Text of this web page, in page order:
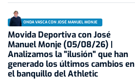
ONDA VASCA CON JOSÉ MANUEL MONJE
Movida Deportiva con José
Manuel Monje (05/08/26) |
Analizamos la "ilusión" que han
generado los últimos cambios en
el banquillo del Athletic